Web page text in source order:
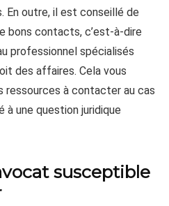
En outre, il est conseillé de
bons contacts, c’est-à-dire
professionnel spécialisés
des affaires. Cela vous
ressources à contacter au cas
une question juridique
susceptible